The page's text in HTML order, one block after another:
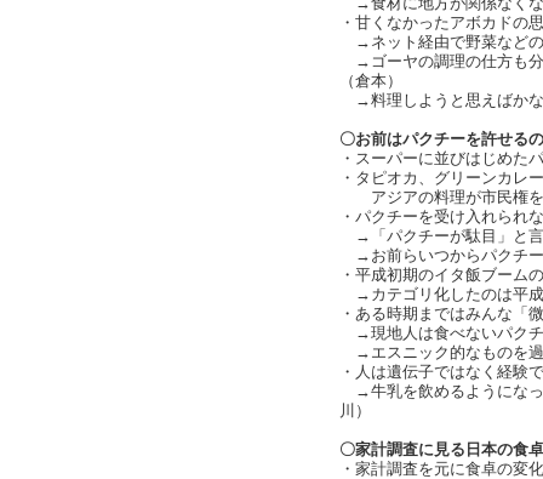
→食材に地方が関係なく
・甘くなかったアボカドの
→ネット経由で野菜など
→ゴーヤの調理の仕方も分
（倉本）
→料理しようと思えばか
〇お前はパクチーを許せる
・スーパーに並びはじめた
・タピオカ、グリーンカレ
アジアの料理が市民権を
・パクチーを受け入れられ
→「パクチーが駄目」と言
→お前らいつからパクチ
・平成初期のイタ飯ブーム
→カテゴリ化したのは平
・ある時期まではみんな「
→現地人は食べないパク
→エスニック的なものを
・人は遺伝子ではなく経験
→牛乳を飲めるようになっ
川）
〇家計調査に見る日本の食卓
・家計調査を元に食卓の変